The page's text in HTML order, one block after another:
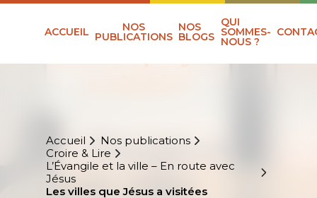
ACCUEIL NOS
PUBLICATIONS
NOS
BLOGS
QUI
SOMMES-
NOUS ?
Accueil
Nos publications
Croire & Lire
L’Évangile et la ville – En route avec
Jésus
Les villes que Jésus a visitées